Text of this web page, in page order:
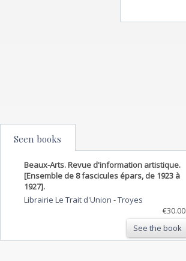
Seen books
Beaux-Arts. Revue d'information artistique.
[Ensemble de 8 fascicules épars, de 1923 à
1927].
Librairie Le Trait d'Union -Troyes
€30.00
See the book